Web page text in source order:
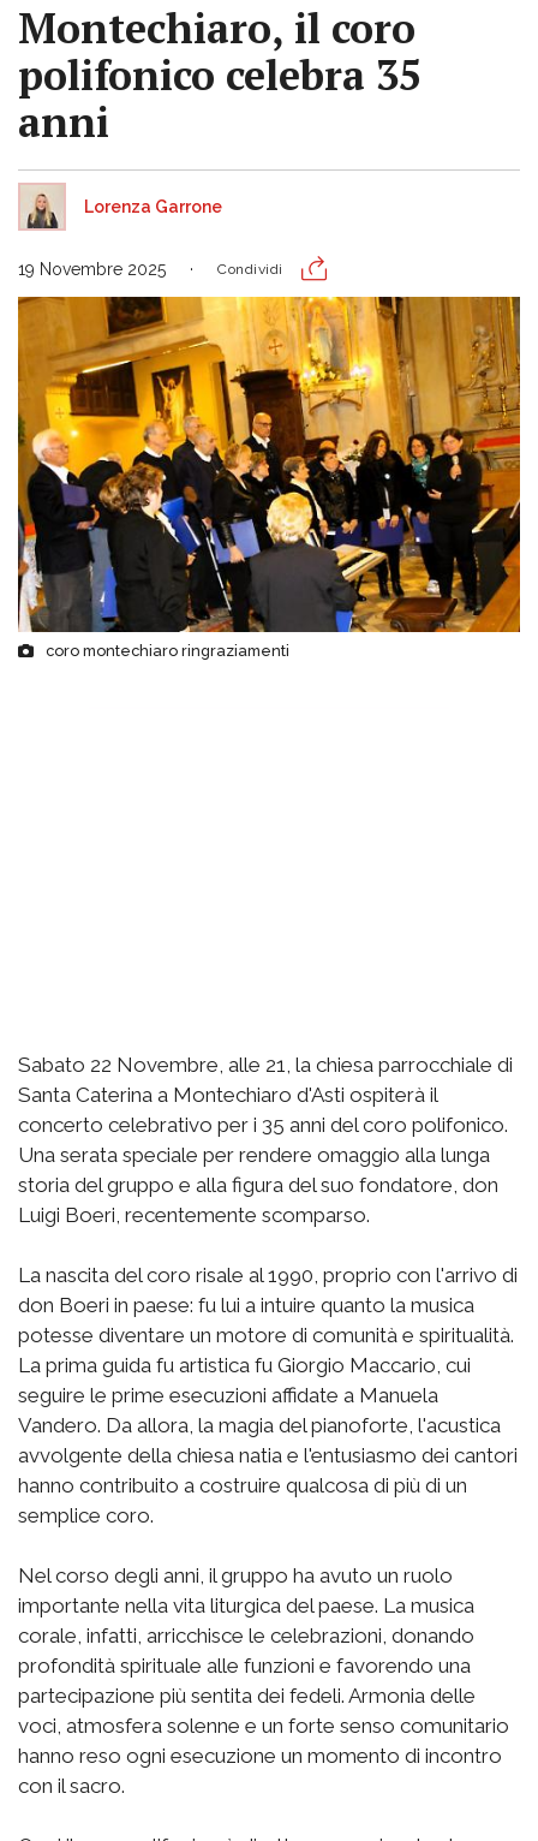
Montechiaro, il coro
polifonico celebra 35
anni
Lorenza Garrone
19 Novembre 2025 Condividi
coro montechiaro ringraziamenti
Sabato 22 Novembre, alle 21, la chiesa parrocchiale di
Santa Caterina a Montechiaro d'Asti ospiterà il
concerto celebrativo per i 35 anni del coro polifonico.
Una serata speciale per rendere omaggio alla lunga
storia del gruppo e alla figura del suo fondatore, don
Luigi Boeri, recentemente scomparso.
La nascita del coro risale al 1990, proprio con l'arrivo di
don Boeri in paese: fu lui a intuire quanto la musica
potesse diventare un motore di comunità e spiritualità.
La prima guida fu artistica fu Giorgio Maccario, cui
seguire le prime esecuzioni affidate a Manuela
Vandero. Da allora, la magia del pianoforte, l'acustica
avvolgente della chiesa natia e l'entusiasmo dei cantori
hanno contribuito a costruire qualcosa di più di un
semplice coro.
Nel corso degli anni, il gruppo ha avuto un ruolo
importante nella vita liturgica del paese. La musica
corale, infatti, arricchisce le celebrazioni, donando
profondità spirituale alle funzioni e favorendo una
partecipazione più sentita dei fedeli. Armonia delle
voci, atmosfera solenne e un forte senso comunitario
hanno reso ogni esecuzione un momento di incontro
con il sacro.